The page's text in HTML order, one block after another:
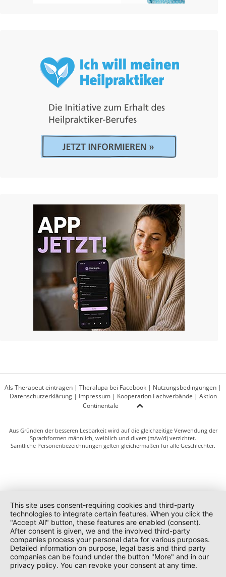
Als Therapeut eintragen | Theralupa bei Facebook | Nutzungsbedingungen |
Datenschutzerklärung| Impressum| Kooperation Fachverbände | Aktion
Continentale
Aus Gründen der besseren Lesbarkeit wird auf die gleichzeitige Verwendung der
Sprachformen männlich, weiblich und divers (m/w/d) verzichtet.
Sämtliche Personenbezeichnungen gelten gleichermaßen für alle Geschlechter.
This site uses consent-requiring cookies and third-party
technologies to integrate certain features. When you click the
"Accept All" button, these features are enabled (consent).
After consent is given, we and the involved third-party
companies process your personal data for various purposes.
Detailed information on purpose, legal basis and third party
companies can be found under the button "More" and in our
privacy policy. You can revoke your consent at any time.